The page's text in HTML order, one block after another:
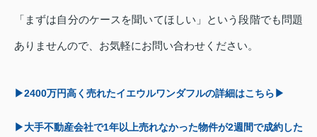
「まずは自分のケースを聞いてほしい」という段階でも問題
ありませんので、お気軽にお問い合わせください。
▶2400万円高く売れたイエウルワンダフルの詳細はこちら▶
▶大手不動産会社で1年以上売れなかった物件が2週間で成約した